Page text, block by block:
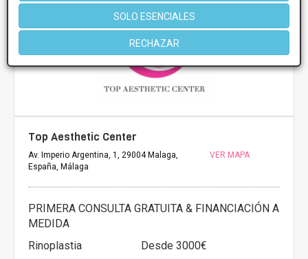
SOLO ESENCIALES
RECHAZAR
Top Aesthetic Center
Av. Imperio Argentina, 1, 29004 Malaga,
España, Málaga
VER MAPA
PRIMERA CONSULTA GRATUITA & FINANCIACIÓN A
MEDIDA
Rinoplastia
Desde 3000€